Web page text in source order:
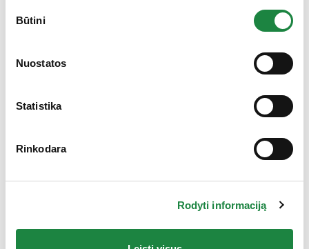
pasirinkimas
Būtini
Nuostatos
Statistika
Rinkodara
Rodyti informaciją
Gauk 10% nuolaidą!